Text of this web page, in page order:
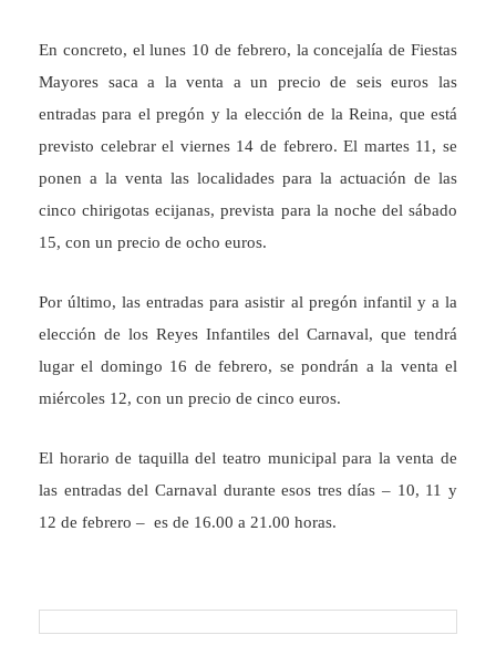
En concreto, el lunes 10 de febrero, la concejalía de Fiestas
Mayores saca a la venta a un precio de seis euros las
entradas para el pregón y la elección de la Reina, que está
previsto celebrar el viernes 14 de febrero. El martes 11, se
ponen a la venta las localidades para la actuación de las
cinco chirigotas ecijanas, prevista para la noche del sábado
15, con un precio de ocho euros.
Por último, las entradas para asistir al pregón infantil y a la
elección de los Reyes Infantiles del Carnaval, que tendrá
lugar el domingo 16 de febrero, se pondrán a la venta el
miércoles 12, con un precio de cinco euros.
El horario de taquilla del teatro municipal para la venta de
las entradas del Carnaval durante esos tres días – 10, 11 y
12 de febrero – es de 16.00 a 21.00 horas.